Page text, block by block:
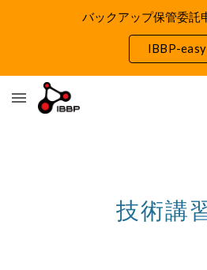
バックアップ保管委託
IBBP-easy
技術講